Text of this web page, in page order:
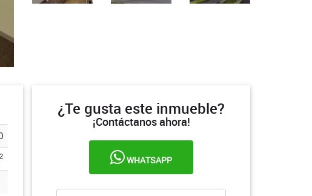
2
¿Te gusta este inmueble?
¡Contáctanos ahora!
WHATSAPP